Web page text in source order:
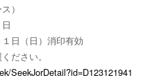
）
日（日）消印有効
ださい。
SeekJorDetail?id=D123121941